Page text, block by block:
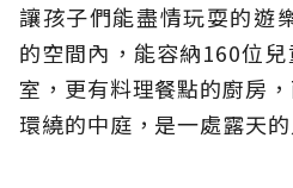
讓孩子們能盡情玩耍的遊
的空間內，能容納160位
室，更有料理餐點的廚房
環繞的中庭，是一處露天的